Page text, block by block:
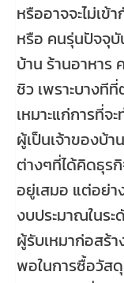
หรืออาจจะไม่เ
หรือ คนรุ่นปัจจุบั
บ้าน ร้านอาหาร
ชิว เพราะบางที
เหมาะแก่การที่จ
ผู้เป็นเจ้าของบ้
ต่างๆที่ได้คิดธุร
อยู่เสมอ แต่อย่า
งบประมาณในร
ผู้รับเหมาก่อสร้า
พอในการซื้อวัส